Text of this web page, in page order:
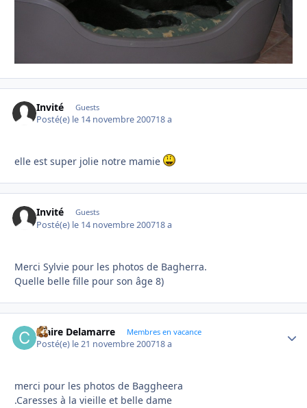
Invité Guests
Posté(e) le 14 novembre 200718 a
elle est super jolie notre mamie
Invité Guests
Posté(e) le 14 novembre 200718 a
Merci Sylvie pour les photos de Bagherra.
Quelle belle fille pour son âge 8)
Claire Delamarre Membres en vacance
Posté(e) le 21 novembre 200718 a
merci pour les photos de Baggheera
.Caresses à la vieille et belle dame